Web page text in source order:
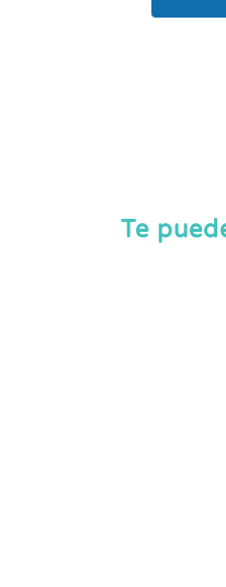
Te